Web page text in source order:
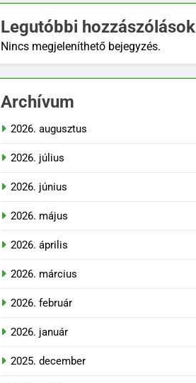
Legutóbbi hozzászólások
Nincs megjeleníthető bejegyzés.
Archívum
2026. augusztus
2026. július
2026. június
2026. május
2026. április
2026. március
2026. február
2026. január
2025. december